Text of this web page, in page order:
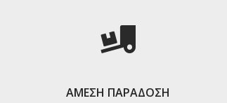
ΑΜΕΣΗ ΠΑΡΑΔΟΣΗ